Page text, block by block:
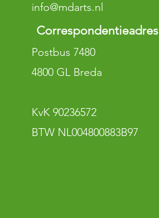
info@mdarts.nl
Correspondentieadres
Postbus 7480
4800 GL Breda
KvK 90236572
BTW NL004800883B97